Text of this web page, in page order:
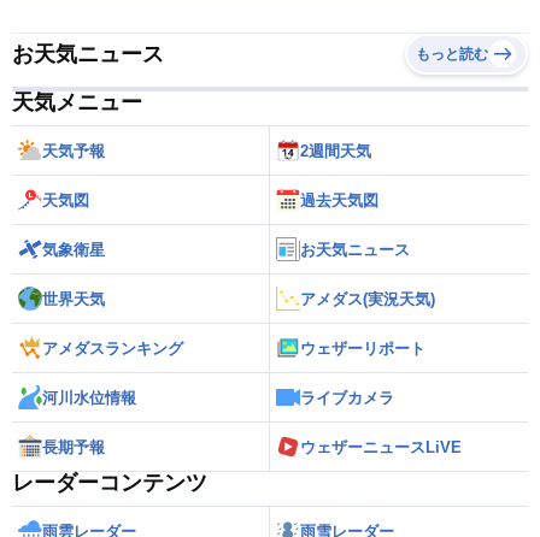
お天気ニュース もっと読む
天気メニュー
天気予報 2週間天気
天気図 過去天気図
気象衛星 お天気ニュース
世界天気 アメダス(実況天気)
アメダスランキング ウェザーリポート
河川水位情報 ライブカメラ
長期予報 ウェザーニュースLiVE
レーダーコンテンツ
雨雲レーダー 雨雪レーダー